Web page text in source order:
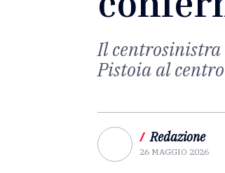
Il centrosinistra
Pistoia al
/ Redazione
26 MAGGIO 2026